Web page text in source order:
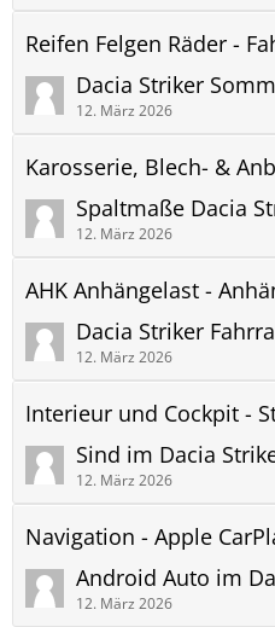
12. März 2026
12. März 2026
12. März 2026
Interieur und Cockpit -
12. März 2026
12. März 2026